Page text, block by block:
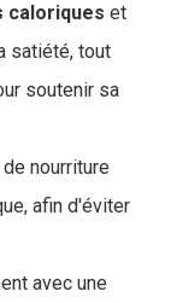
caloriques et
satiété, tout
soutenir sa
nourriture
afin d'éviter
avec une